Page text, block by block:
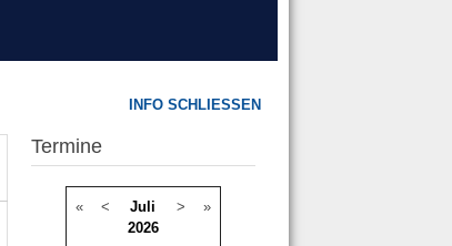
INFO SCHLIESSEN
Termine
« <
Juli
2026
> »